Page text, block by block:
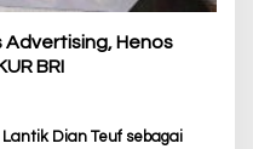
Advertising, Henos
BRI
Dian Teuf sebagai